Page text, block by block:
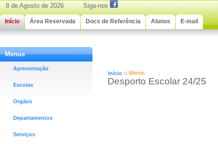
8 de Agosto de 2026 Siga-nos
Início Área Reservada Docs de Referência Alunos E-mail
Menus
Apresentação
Escolas
Orgãos
Departamentos
Serviços
Início :: Menus
Desporto Escolar 24/25